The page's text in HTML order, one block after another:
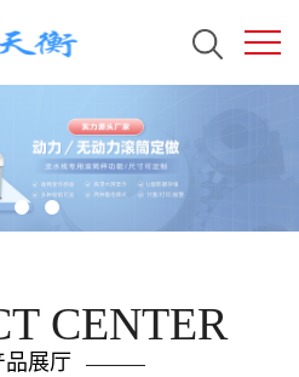
CENTER
品展厅